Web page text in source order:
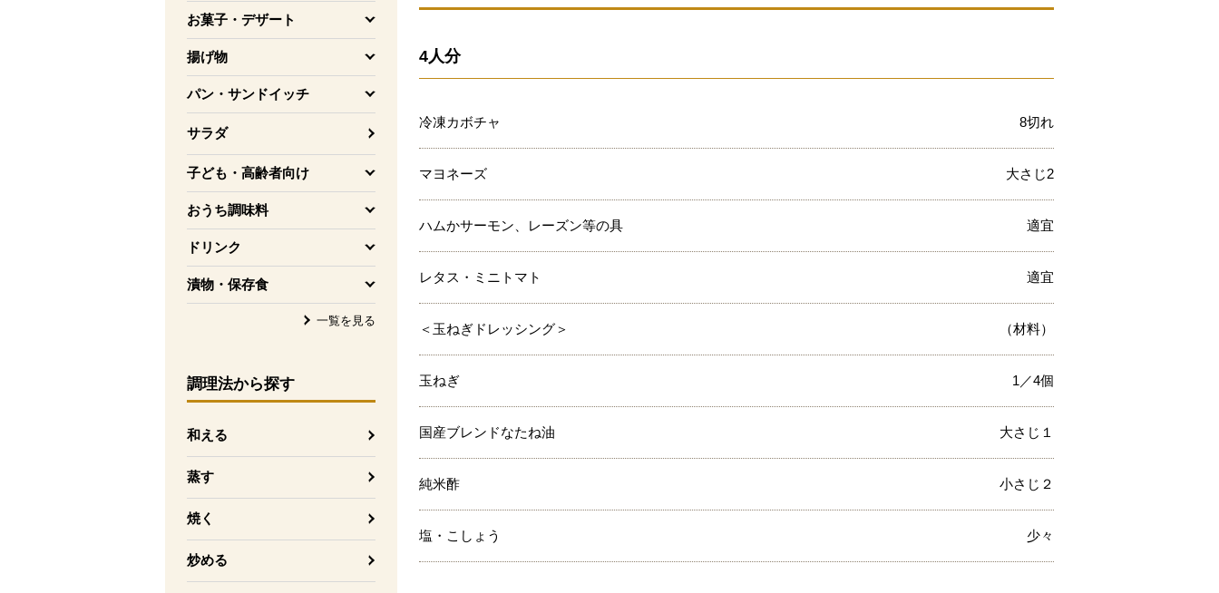
お菓子・デザート
を開く
揚げ物
を開く
パン・サンドイッチ
を開く
サラダ
子ども・高齢者向け
を開く
おうち調味料
を開く
ドリンク
を開く
漬物・保存食
を開く
一覧を見る
調理法から探す
和える
蒸す
焼く
炒める
4人分
冷凍カボチャ 8切れ
マヨネーズ 大さじ2
ハムかサーモン、レーズン等の具 適宜
レタス・ミニトマト 適宜
＜玉ねぎドレッシング＞ （材料）
玉ねぎ 1／4個
国産ブレンドなたね油 大さじ１
純米酢 小さじ２
塩・こしょう 少々